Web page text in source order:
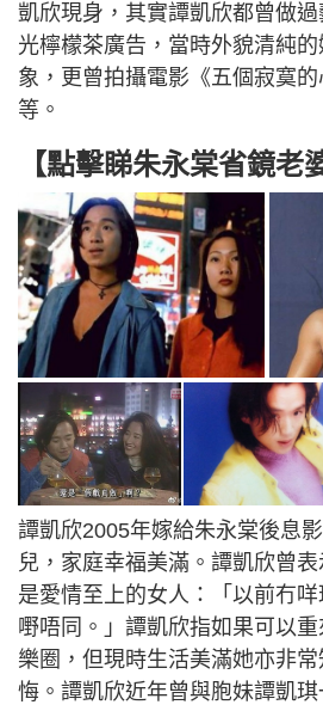
凱欣現身，其實譚凱欣都曾做
光檸檬茶廣告，當時外貌清純
象，更曾拍攝電影《五個寂寞的
等。
【點擊睇朱永棠省鏡老
譚凱欣2005年嫁給朱永棠後息
兒，家庭幸福美滿。譚凱欣曾表
是愛情至上的女人：「以前冇
嘢唔同。」譚凱欣指如果可以
樂圈，但現時生活美滿她亦非
悔。譚凱欣近年曾與胞妹譚凱琪